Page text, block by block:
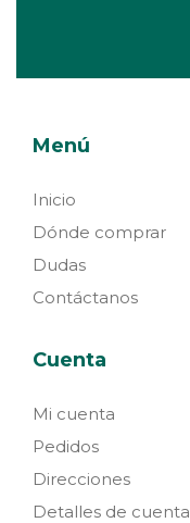
Menú
Inicio
Dónde comprar
Dudas
Contáctanos
Cuenta
Mi cuenta
Pedidos
Direcciones
Detalles de cuenta